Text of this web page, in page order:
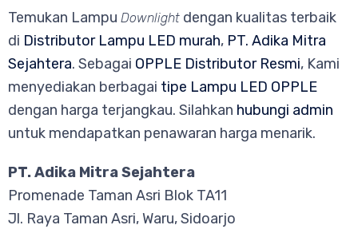
Temukan Lampu Downlight dengan kualitas terbaik
di Distributor Lampu LED murah, PT. Adika Mitra
Sejahtera. Sebagai OPPLE Distributor Resmi, Kami
menyediakan berbagai tipe Lampu LED OPPLE
dengan harga terjangkau. Silahkan hubungi admin
untuk mendapatkan penawaran harga menarik.
PT. Adika Mitra Sejahtera
Promenade Taman Asri Blok TA11
Jl. Raya Taman Asri, Waru, Sidoarjo